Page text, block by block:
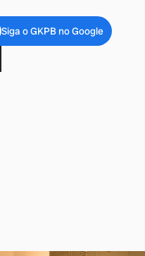
Siga o GKPB no Google